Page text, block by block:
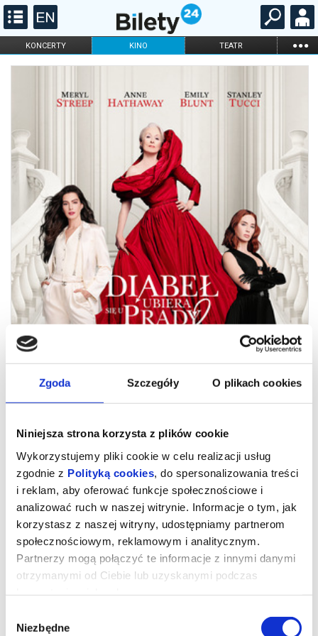
Zgoda Szczegóły O plikach cookies
Niniejsza strona korzysta z plików cookie
Wykorzystujemy pliki cookie w celu realizacji usług
zgodnie z Polityką cookies , do spersonalizowania treści
i reklam, aby oferować funkcje społecznościowe i
analizować ruch w naszej witrynie. Informacje o tym, jak
korzystasz z naszej witryny, udostępniamy partnerom
społecznościowym, reklamowym i analitycznym.
Partnerzy mogą połączyć te informacje z innymi danymi
otrzymanymi od Ciebie lub uzyskanymi podczas
zgody
Niezbędne
KONCERTY KINO TEATR ...
FILHARMONIA OPERA I BALET
KARNETY
Diabeł ubiera się u Prady 2 -